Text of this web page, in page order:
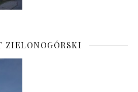
ZIELONOGÓRSKI